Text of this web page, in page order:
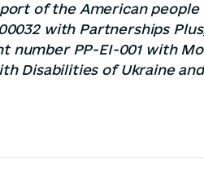
of the American
with Partnerships
number PP-EI-001 with
Disabilities of Ukraine